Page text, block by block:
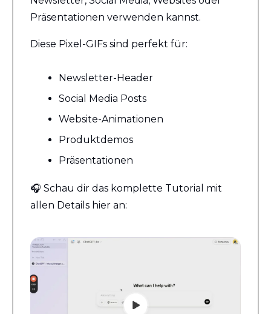
Präsentationen verwenden kannst.
Diese Pixel-GIFs sind perfekt für:
Newsletter-Header
Social Media Posts
Website-Animationen
Produktdemos
Präsentationen
🎧 Schau dir das komplette Tutorial mit
allen Details hier an: